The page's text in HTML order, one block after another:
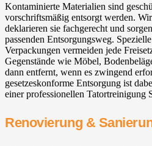
Kontaminierte Materialien sind
vorschriftsmäßig entsorgt werden.
deklarieren sie fachgerecht und
passenden Entsorgungsweg.
Verpackungen vermeiden jede
Gegenstände wie Möbel,
dann entfernt, wenn es zwingend
gesetzeskonforme Entsorgung ist
einer professionellen Tatortreinigung
Renovierung &